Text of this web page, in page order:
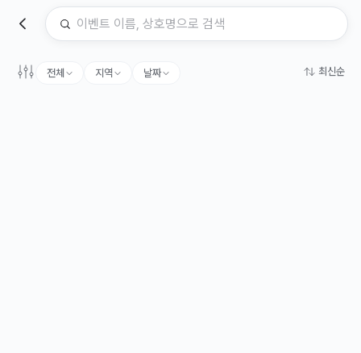
전체 지역 날짜 최신순